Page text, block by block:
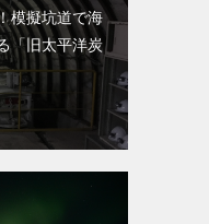
模擬坑道で海
「旧太平洋炭